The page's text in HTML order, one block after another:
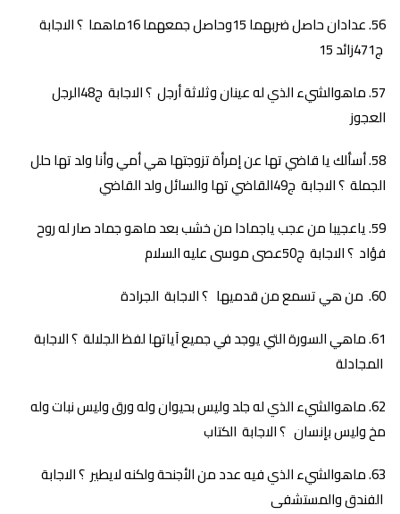
عدادان حاصل ضربهما 15وحاصل جمعهما 16ماهما ؟ الاجابة
ج471زائد 15
ماهوالشيء الذي له عينان وثلاثة أرجل ؟ الاجابة ج48الرجل
العجوز
أسألك يا قاضي تها عن إمرأة تزوجتها هي أمي وأنا ولد تها حلل
الجملة ؟ الاجابة ج49القاضي تها والسائل ولد القاضي
ياعجيبا من عجب ياجمادا من خشب بعد ماهو جماد صار له روح
فؤاد ؟ الاجابة ج50عصى موسى عليه السلام
من هي تسمع من قدميها ؟ الاجابة الجرادة
ماهي السورة التي يوجد في جميع آياتها لفظ الجلالة ؟ الاجابة
المجادلة
ماهوالشيء الذي له جلد وليس بحيوان وله ورق وليس نبات وله
مخ وليس بإنسان ؟ الاجابة الكتاب
ماهوالشيء الذي فيه عدد من الأجنحة ولكنه لايطير ؟ الاجابة
الفندق والمستشفى